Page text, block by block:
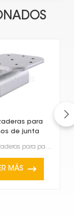
para
de junta
solares
Las abrazaderas para paneles solares en techos de junta alzada están diseñadas específicamente para ...
MÁS